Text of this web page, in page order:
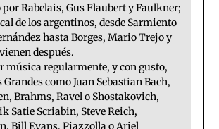
por Rabelais, Gus Flaubert y Faulkner;
de los argentinos, desde Sarmiento
hasta Borges, Mario Trejo y
después.
música regularmente, y con gusto,
Grandes como Juan Sebastian Bach,
Brahms, Ravel o Shostakovich,
Satie Scriabin, Steve Reich,
Bill Evans, Piazzolla o Ariel